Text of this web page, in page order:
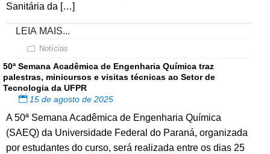
Sanitária da […]
LEIA MAIS...
Notícias
50ª Semana Acadêmica de Engenharia Química traz
palestras, minicursos e visitas técnicas ao Setor de
Tecnologia da UFPR
15 de agosto de 2025
A 50ª Semana Acadêmica de Engenharia Química
(SAEQ) da Universidade Federal do Paraná, organizada
por estudantes do curso, será realizada entre os dias 25